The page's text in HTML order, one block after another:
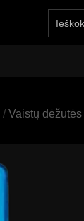
PRADŽIA
/ Vaistų dėžutės